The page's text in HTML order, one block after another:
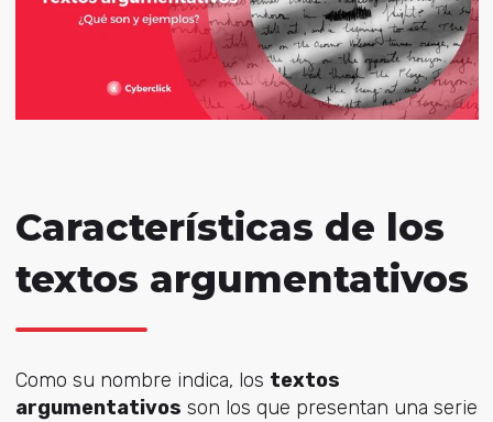
Características de los
textos argumentativos
Como su nombre indica, los textos
argumentativos son los que presentan una serie